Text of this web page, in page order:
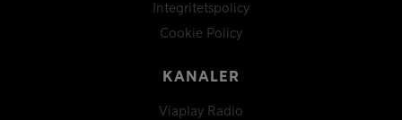
Integritetspolicy
Cookie Policy
KANALER
Viaplay Radio